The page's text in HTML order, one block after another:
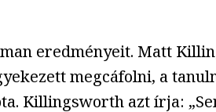
eredményeit. Matt
megcáfolni, a
Killingsworth azt írja: